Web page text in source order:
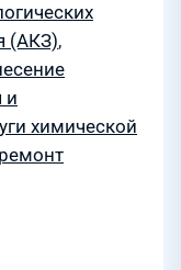
(АКЗ),
и
химической